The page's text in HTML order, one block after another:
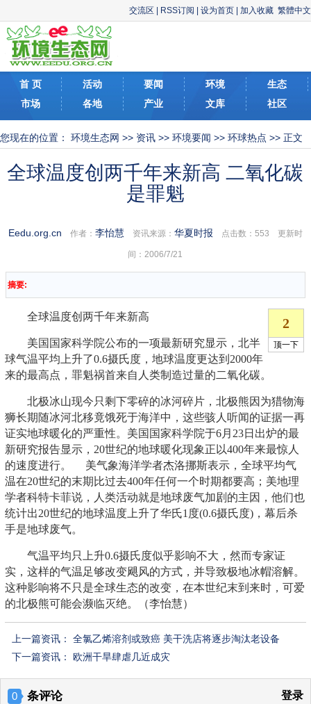
交流区 RSS订阅 设为首页 加入收藏 繁體中文
首 页 活动 要闻 环境
生态
市场
各地 产业 文库 社区
您现在的位置： 环境生态网 >> 资讯 >> 环境要闻 >> 环球热点 >> 正文
全球温度创两千年来新高 二氧化碳
是罪魁
Eedu.org.cn 作者： 李怡慧资讯来源： 华夏时报 点击数： 553 更新时
间：2006/7/21
摘要:
全球温度创两千年来新高
美国国家科学院公布的一项最新研究显示，北半
球气温平均上升了0.6摄氏度，地球温度更达到2000年
来的最高点，罪魁祸首来自人类制造过量的二氧化碳。
北极冰山现今只剩下零碎的冰河碎片，北极熊因为猎物海
狮长期随冰河北移竟饿死于海洋中，这些骇人听闻的证据一再
证实地球暖化的严重性。美国国家科学院于6月23日出炉的最
新研究报告显示，20世纪的地球暖化现象正以400年来最惊人
的速度进行。 美气象海洋学者杰洛挪斯表示，全球平均气
温在20世纪的末期比过去400年任何一个时期都要高；美地理
学者科特卡菲说，人类活动就是地球废气加剧的主因，他们也
统计出20世纪的地球温度上升了华氏1度(0.6摄氏度)，幕后杀
手是地球废气。
气温平均只上升0.6摄氏度似乎影响不大，然而专家证
实，这样的气温足够改变飓风的方式，并导致极地冰帽溶解。
这种影响将不只是全球生态的改变，在本世纪末到来时，可爱
的北极熊可能会濒临灭绝。（李怡慧）
上一篇资讯： 全氯乙烯溶剂或致癌 美干洗店将逐步淘汰老设备
下一篇资讯： 欧洲干旱肆虐几近成灾
0 条评论 登录